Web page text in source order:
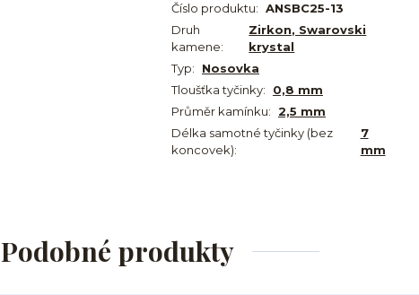
Číslo produktu: ANSBC25-13
Druh
kamene:
Zirkon, Swarovski
krystal
Typ: Nosovka
Tloušťka tyčinky:
0,8 mm
Průměr kamínku: 2,5 mm
Délka samotné tyčinky (bez
koncovek):
7
mm
Podobné produkty